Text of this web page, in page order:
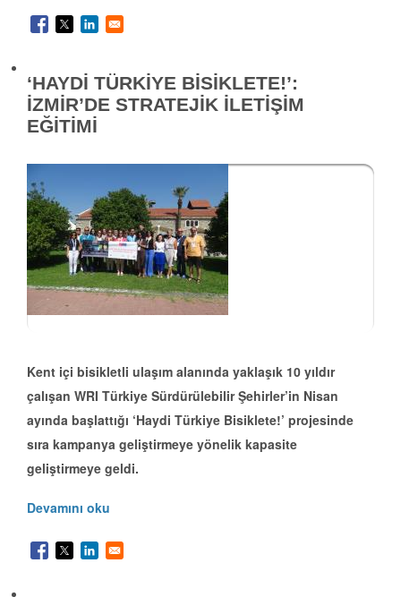
‘HAYDİ TÜRKİYE BİSİKLETE!’:
İZMİR’DE STRATEJİK İLETİŞİM
EĞİTİMİ
Kent içi bisikletli ulaşım alanında yaklaşık 10 yıldır
çalışan WRI Türkiye Sürdürülebilir Şehirler’in Nisan
ayında başlattığı ‘Haydi Türkiye Bisiklete!’ projesinde
sıra kampanya geliştirmeye yönelik kapasite
geliştirmeye geldi.
Devamını oku